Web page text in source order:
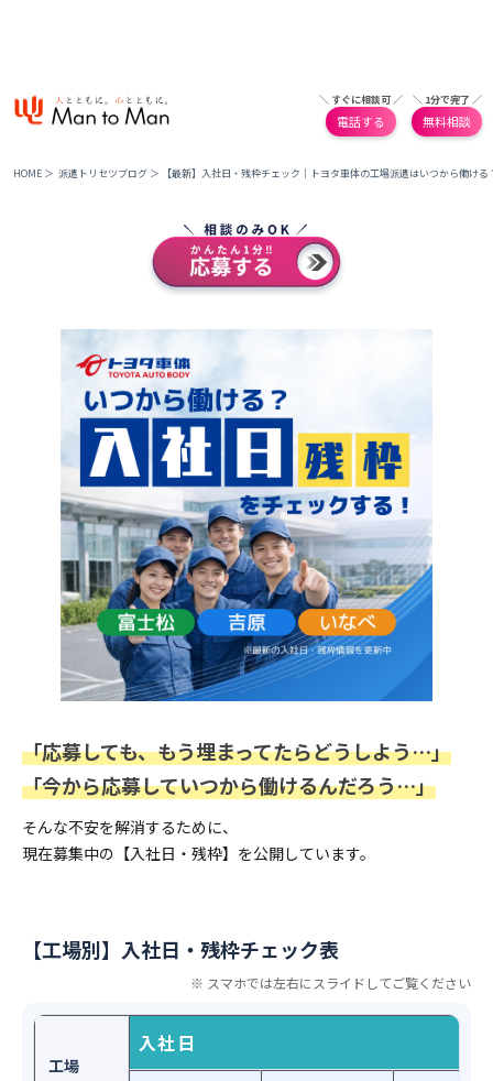
＼ すぐに相談可 ／
電話する
＼ 1分で完了 ／
無料相談
HOME ＞ 派遣トリセツブログ ＞ 【最新】入社日・残枠チェック｜トヨタ車体の工場派遣はいつから働ける
「応募しても、もう埋まってたらどうしよう…」
「今から応募していつから働けるんだろう…」
そんな不安を解消するために、
現在募集中の【入社日・残枠】を公開しています。
【工場別】入社日・残枠チェック表
※ スマホでは左右にスライドしてご覧ください
工場
入社日